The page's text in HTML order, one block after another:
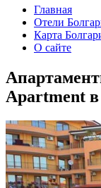
Главная
Отели
Карта
О сайте
Apartment